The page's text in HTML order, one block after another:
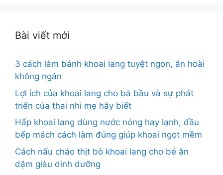
Bài viết mới
3 cách làm bánh khoai lang tuyệt ngon, ăn hoài
không ngán
Lợi ích của khoai lang cho bà bầu và sự phát
triển của thai nhi mẹ hãy biết
Hấp khoai lang dùng nước nóng hay lạnh, đầu
bếp mách cách làm đúng giúp khoai ngọt mềm
Cách nấu cháo thịt bò khoai lang cho bé ăn
dặm giàu dinh dưỡng